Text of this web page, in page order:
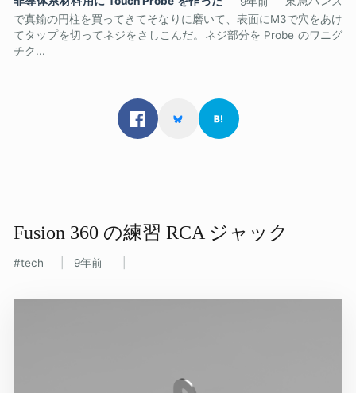
で真鍮の円柱を買ってきてそなりに磨いて、表面にM3で穴をあけ
てタップを切ってネジをさしこんだ。ネジ部分を Probe のワニグ
チク...
Fusion 360 の​練習 RCA ジャック
tech 9年前